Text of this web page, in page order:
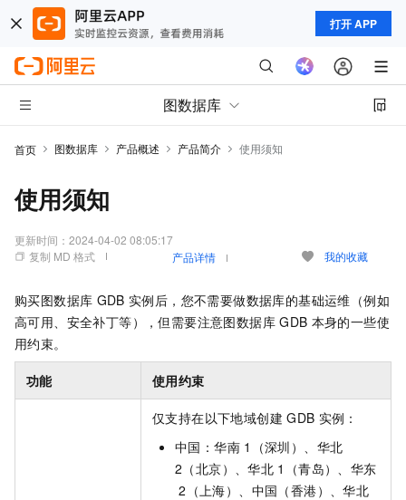
打开 APP
图数据库
首页 图数据库 产品概述 产品简介 使用须知
使用须知
更新时间： 2024-04-02 08:05:17
复制 MD 格式
产品详情 我的收藏
购买图数据库 GDB 实例后，您不需要做数据库的基础运维（例如
高可用、安全补丁等），但需要注意图数据库 GDB 本身的一些使
用约束。
功能 使用约束
仅支持在以下地域创建 GDB 实例：
中国：华南 1（深圳）、华北
2（北京）、华北 1（青岛）、华东
2（上海）、中国（香港）、华北